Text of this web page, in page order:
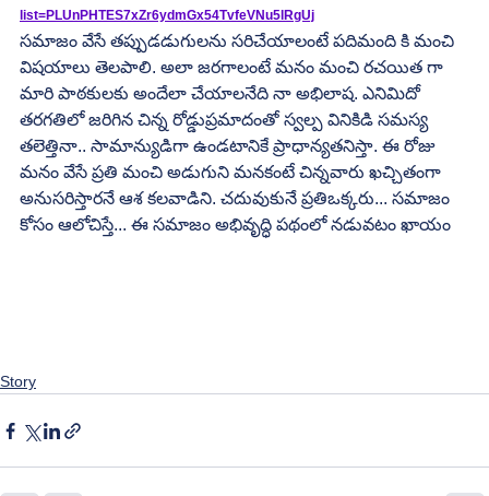
list=PLUnPHTES7xZr6ydmGx54TvfeVNu5lRgUj
సమాజం వేసే తప్పుడడుగులను సరిచేయాలంటే పదిమంది కి మంచి
విషయాలు తెలపాలి. అలా జరగాలంటే మనం మంచి రచయిత గా
మారి పాఠకులకు అందేలా చేయాలనేది నా అభిలాష. ఎనిమిదో
తరగతిలో జరిగిన చిన్న రోడ్డుప్రమాదంతో స్వల్ప వినికిడి సమస్య
తలెత్తినా.. సామాన్యుడిగా ఉండటానికే ప్రాధాన్యతనిస్తా. ఈ రోజు
మనం వేసే ప్రతి మంచి అడుగుని మనకంటే చిన్నవారు ఖచ్చితంగా
అనుసరిస్తారనే ఆశ కలవాడిని. చదువుకునే ప్రతిఒక్కరు... సమాజం
కోసం ఆలోచిస్తే... ఈ సమాజం అభివృద్ధి పథంలో నడువటం ఖాయం
Story